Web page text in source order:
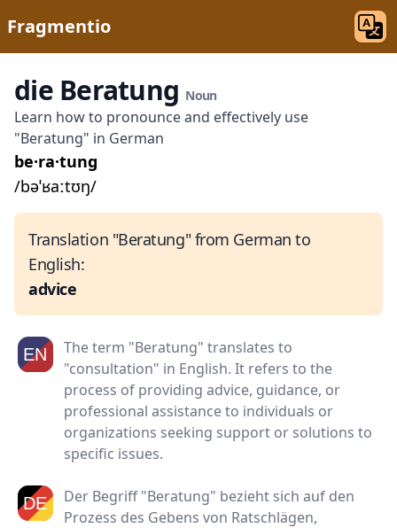
Fragmentio
die Beratung Noun
Learn how to pronounce and effectively use
"Beratung" in German
be·ra·tung
/bəˈʁaːtʊŋ/
Translation "Beratung" from German to
English:
advice
The term "Beratung" translates to
"consultation" in English. It refers to the
process of providing advice, guidance, or
professional assistance to individuals or
organizations seeking support or solutions to
specific issues.
Der Begriff "Beratung" bezieht sich auf den
Prozess des Gebens von Ratschlägen,